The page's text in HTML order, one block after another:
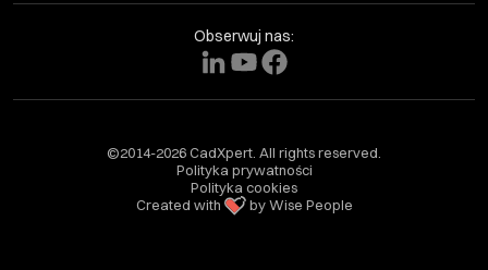
Obserwuj nas:
©2014-2026 CadXpert. All rights reserved.
Polityka prywatności
Polityka cookies
Created with
by Wise People